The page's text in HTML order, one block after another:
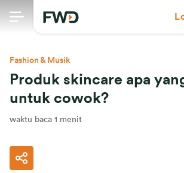
Fashion & Musik
Produk skincare apa
untuk cowok?
waktu baca 1 menit